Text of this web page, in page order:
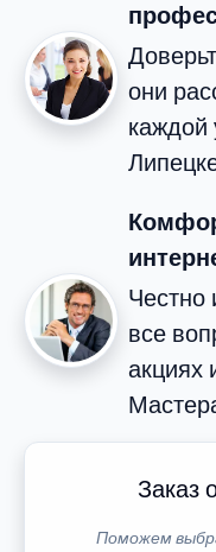
они
каждой
Честно
все
акциях
Заказ
Поможем